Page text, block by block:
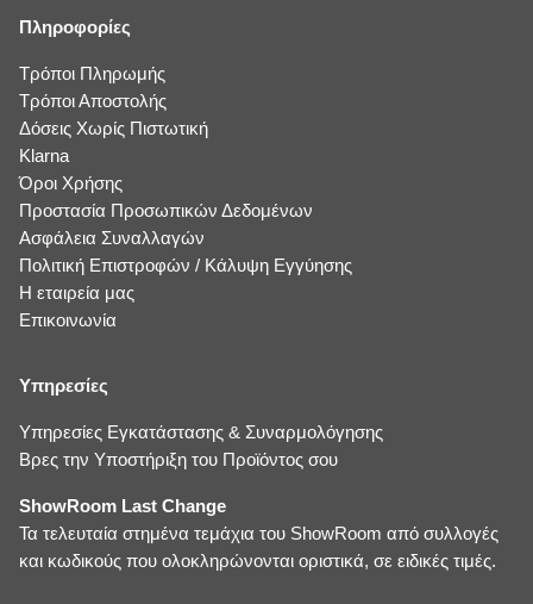
Πληροφορίες
Τρόποι Πληρωμής
Τρόποι Αποστολής
Δόσεις Χωρίς Πιστωτική
Klarna
Όροι Χρήσης
Προστασία Προσωπικών Δεδομένων
Ασφάλεια Συναλλαγών
Πολιτική Επιστροφών / Κάλυψη Εγγύησης
Η εταιρεία μας
Επικοινωνία
Υπηρεσίες
Υπηρεσίες Εγκατάστασης & Συναρμολόγησης
Βρες την Υποστήριξη του Προϊόντος σου
ShowRoom Last Change
Τα τελευταία στημένα τεμάχια του ShowRoom από συλλογές
και κωδικούς που ολοκληρώνονται οριστικά, σε ειδικές τιμές.